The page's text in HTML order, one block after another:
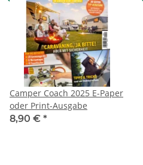
Camper Coach 2025 E-Paper
oder Print-Ausgabe
8,90 € *